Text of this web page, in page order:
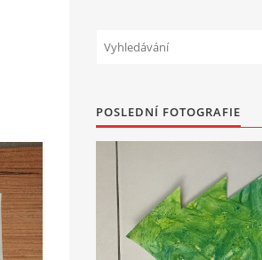
POSLEDNÍ FOTOGRAFIE